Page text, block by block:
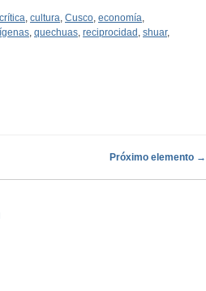
crítica cultura Cusco economía
quechuas reciprocidad shuar,
Próximo elemento →